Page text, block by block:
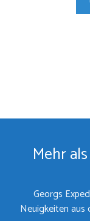
Mehr
Georgs
Neuigkeiten